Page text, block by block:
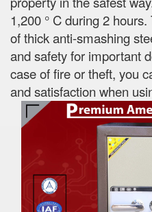
1,200 ° C during 2
of thick anti-smashing
and safety for important
case of fire or theft, you
and satisfaction when